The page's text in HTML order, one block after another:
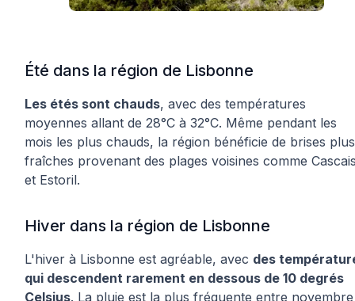
Été dans la région de Lisbonne
Les étés sont chauds, avec des températures
moyennes allant de 28°C à 32°C. Même pendant les
mois les plus chauds, la région bénéficie de brises plus
fraîches provenant des plages voisines comme
et Estoril.
Hiver dans la région de Lisbonne
L'hiver à Lisbonne est agréable, avec des
qui descendent rarement en dessous de 10 degrés
Celsius. La pluie est la plus fréquente entre novembre